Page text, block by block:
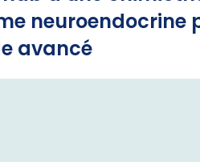
neuroendocrine
avancé